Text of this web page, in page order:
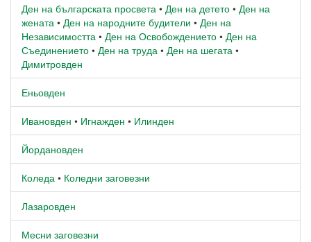
Ден на българската просвета • Ден на детето • Ден на
жената • Ден на народните будители • Ден на
Независимостта • Ден на Освобождението • Ден на
Съединението • Ден на труда • Ден на шегата •
Димитровден
Еньовден
Ивановден • Игнажден • Илинден
Йордановден
Коледа • Коледни заговезни
Лазаровден
Месни заговезни